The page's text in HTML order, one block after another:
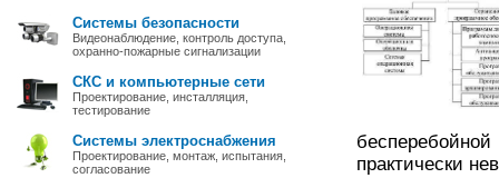
Системы безопасности
Видеонаблюдение, контроль доступа,
охранно-пожарные сигнализации
СКС и компьютерные сети
Проектирование, инсталляция,
тестирование
Системы электроснабжения
Проектирование, монтаж, испытания,
согласование
практически